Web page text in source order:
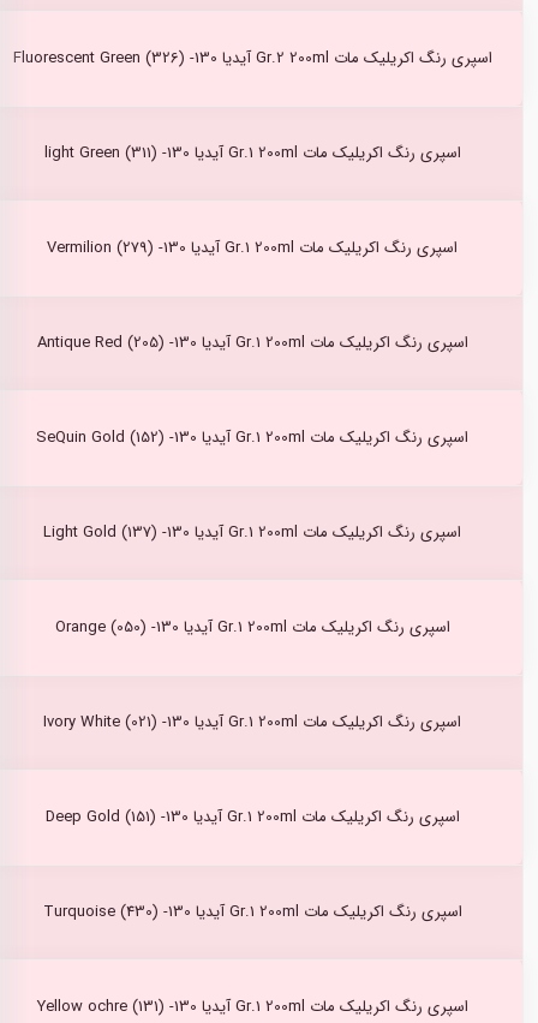
اسپری رنگ اکریلیک مات Gr.2 200ml آیدیا Fluorescent Green (326) -130
اسپری رنگ اکریلیک مات Gr.1 200ml آیدیا light Green (311) -130
اسپری رنگ اکریلیک مات Gr.1 200ml آیدیا Vermilion (279) -130
اسپری رنگ اکریلیک مات Gr.1 200ml آیدیا Antique Red (205) -130
اسپری رنگ اکریلیک مات Gr.1 200ml آیدیا SeQuin Gold (152) -130
اسپری رنگ اکریلیک مات Gr.1 200ml آیدیا Light Gold (137) -130
اسپری رنگ اکریلیک مات Gr.1 200ml آیدیا Orange (050) -130
اسپری رنگ اکریلیک مات Gr.1 200ml آیدیا Ivory White (021) -130
اسپری رنگ اکریلیک مات Gr.1 200ml آیدیا Deep Gold (151) -130
اسپری رنگ اکریلیک مات Gr.1 200ml آیدیا Turquoise (430) -130
اسپری رنگ اکریلیک مات Gr.1 200ml آیدیا Yellow ochre (131) -130